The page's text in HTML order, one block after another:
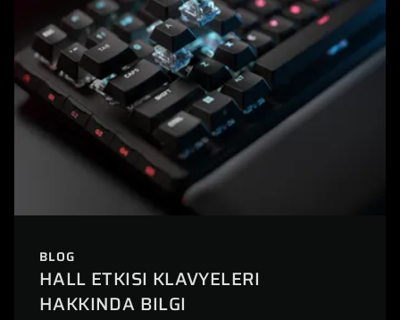
BLOG
HALL ETKISI KLAVYELERI
HAKKINDA BILGI